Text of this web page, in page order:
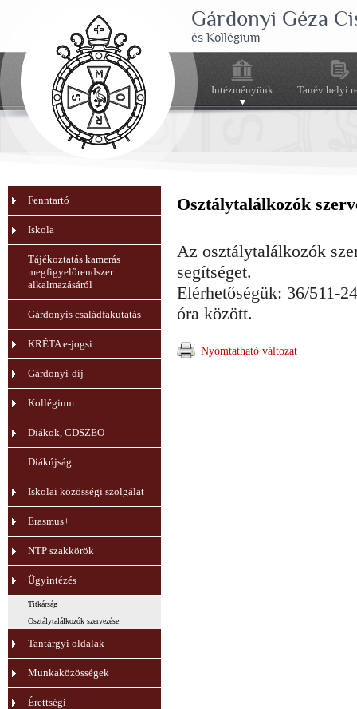
Gárdonyi Géza
és Kollégium
Intézményünk Tanév helyi
Fenntartó
Iskola
Tájékoztatás kamerás
megfigyelőrendszer
alkalmazásáról
Gárdonyis családfakutatás
KRÉTA e-jogsi
Gárdonyi-díj
Kollégium
Diákok, CDSZEO
Diákújság
Iskolai közösségi szolgálat
Erasmus+
NTP szakkörök
Ügyintézés
Titkárság
Osztálytalálkozók szervezése
Tantárgyi oldalak
Munkaközösségek
Érettségi
Osztálytalálkozók
Az osztálytalálkozók
segítséget.
Elérhetőségük: 36/511-
óra között.
Nyomtatható változat